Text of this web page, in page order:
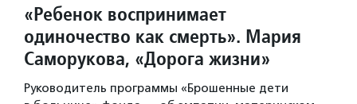
«Ребенок воспринимает
одиночество как смерть». Мария
Саморукова, «Дорога жизни»
Руководитель программы «Брошенные дети